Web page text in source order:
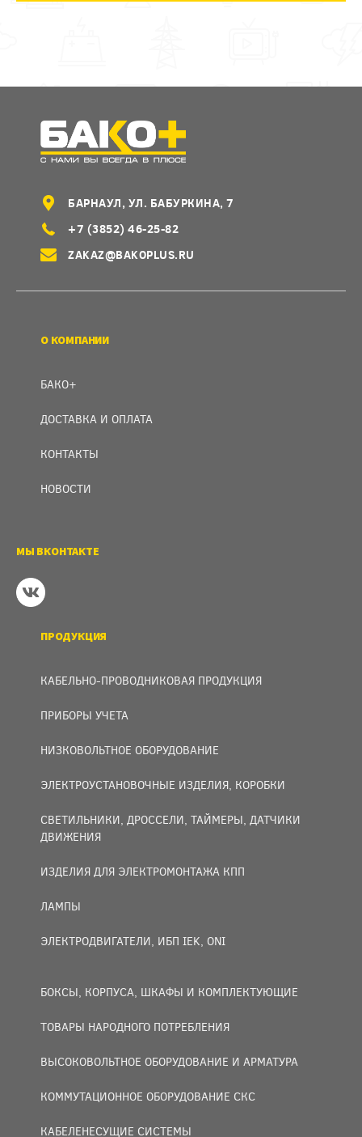
БАРНАУЛ, УЛ. БАБУРКИНА, 7
+7 (3852) 46-25-82
ZAKAZ@BAKOPLUS.RU
О КОМПАНИИ
БАКО+
ДОСТАВКА И ОПЛАТА
КОНТАКТЫ
НОВОСТИ
МЫ ВКОНТАКТЕ
ПРОДУКЦИЯ
КАБЕЛЬНО-ПРОВОДНИКОВАЯ ПРОДУКЦИЯ
ПРИБОРЫ УЧЕТА
НИЗКОВОЛЬТНОЕ ОБОРУДОВАНИЕ
ЭЛЕКТРОУСТАНОВОЧНЫЕ ИЗДЕЛИЯ, КОРОБКИ
СВЕТИЛЬНИКИ, ДРОССЕЛИ, ТАЙМЕРЫ, ДАТЧИКИ
ДВИЖЕНИЯ
ИЗДЕЛИЯ ДЛЯ ЭЛЕКТРОМОНТАЖА КПП
ЛАМПЫ
ЭЛЕКТРОДВИГАТЕЛИ, ИБП IEK, ONI
БОКСЫ, КОРПУСА, ШКАФЫ И КОМПЛЕКТУЮЩИЕ
ТОВАРЫ НАРОДНОГО ПОТРЕБЛЕНИЯ
ВЫСОКОВОЛЬТНОЕ ОБОРУДОВАНИЕ И АРМАТУРА
КОММУТАЦИОННОЕ ОБОРУДОВАНИЕ СКС
КАБЕЛЕНЕСУЩИЕ СИСТЕМЫ